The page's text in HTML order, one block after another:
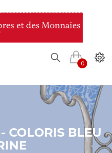
0
COLORIS BLEU